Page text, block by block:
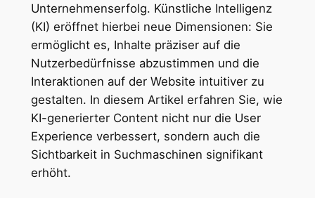
Unternehmenserfolg. Künstliche Intelligenz
(KI) eröffnet hierbei neue Dimensionen: Sie
ermöglicht es, Inhalte präziser auf die
Nutzerbedürfnisse abzustimmen und die
Interaktionen auf der Website intuitiver zu
gestalten. In diesem Artikel erfahren Sie, wie
KI-generierter Content nicht nur die User
Experience verbessert, sondern auch die
Sichtbarkeit in Suchmaschinen signifikant
erhöht.